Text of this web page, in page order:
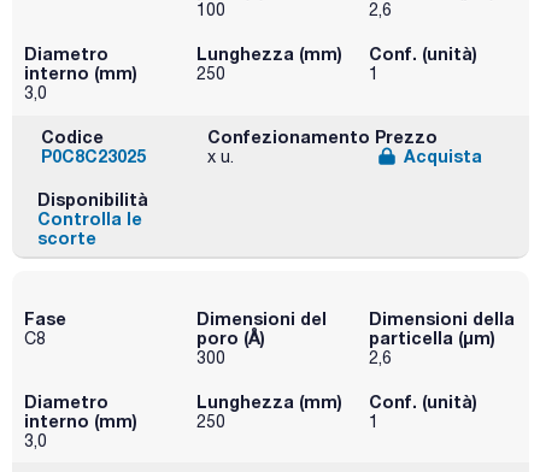
100 2,6
Diametro
interno (mm)
3,0
Lunghezza (mm)
250
Conf. (unità)
1
Codice
P0C8C23025
Confezionamento
x u.
Prezzo
Acquista
Disponibilità
Controlla le
scorte
Fase
C8
Dimensioni del
poro (Å)
300
Dimensioni della
particella (μm)
2,6
Diametro
interno (mm)
3,0
Lunghezza (mm)
250
Conf. (unità)
1